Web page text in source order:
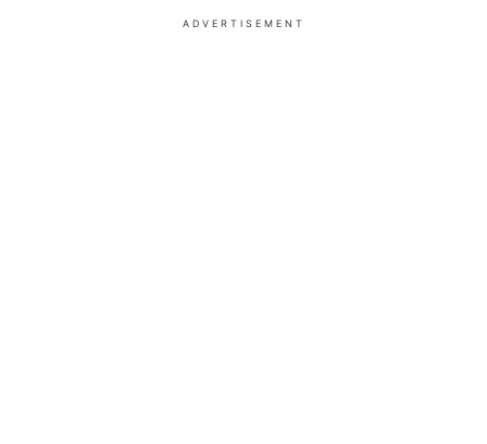
ADVERTISEMENT